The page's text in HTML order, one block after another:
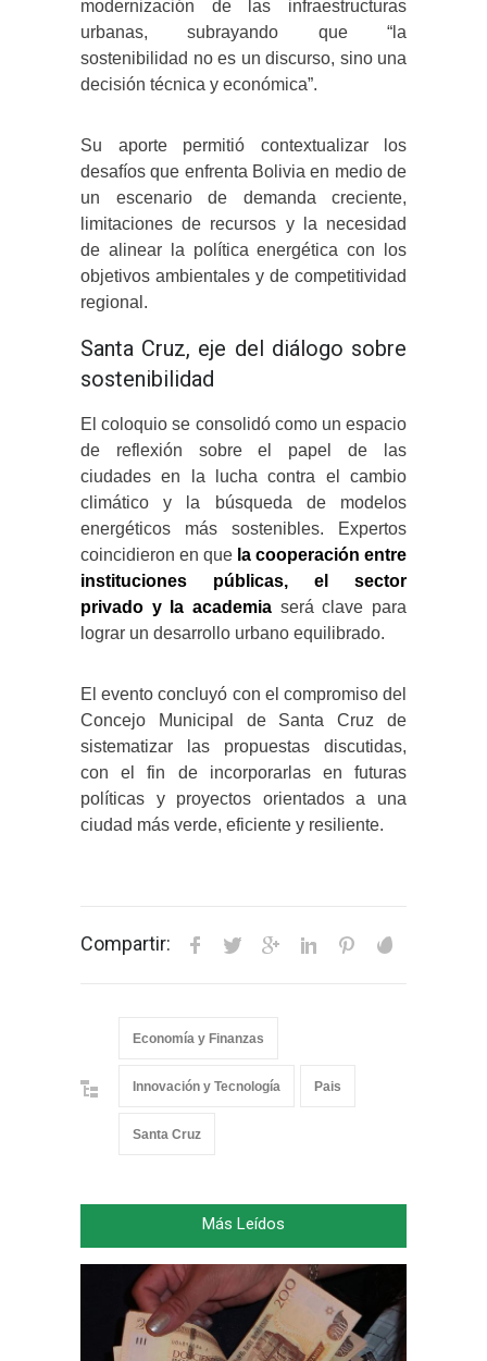
modernización de las infraestructuras
urbanas, subrayando que “la
sostenibilidad no es un discurso, sino una
decisión técnica y económica”.
Su aporte permitió contextualizar los
desafíos que enfrenta Bolivia en medio de
un escenario de demanda creciente,
limitaciones de recursos y la necesidad
de alinear la política energética con los
objetivos ambientales y de competitividad
regional.
Santa Cruz, eje del diálogo sobre
sostenibilidad
El coloquio se consolidó como un espacio
de reflexión sobre el papel de las
ciudades en la lucha contra el cambio
climático y la búsqueda de modelos
energéticos más sostenibles. Expertos
coincidieron en que la cooperación entre
instituciones públicas, el sector
privado y la academia será clave para
lograr un desarrollo urbano equilibrado.
El evento concluyó con el compromiso del
Concejo Municipal de Santa Cruz de
sistematizar las propuestas discutidas,
con el fin de incorporarlas en futuras
políticas y proyectos orientados a una
ciudad más verde, eficiente y resiliente.
Compartir:
Economía y Finanzas
Innovación y Tecnología Pais
Santa Cruz
Más Leídos